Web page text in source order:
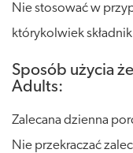
Nie stosować w
którykolwiek
Sposób użycia
Adults:
Zalecana dzienna
Nie przekraczać